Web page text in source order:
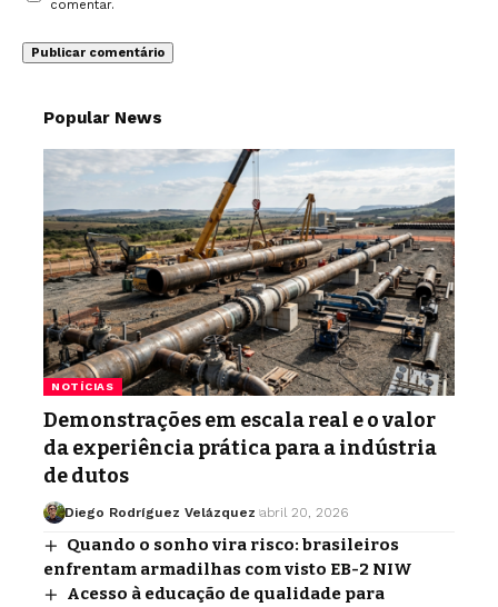
comentar.
Popular News
NOTÍCIAS
Demonstrações em escala real e o valor
da experiência prática para a indústria
de dutos
Diego Rodríguez Velázquez abril 20, 2026
Quando o sonho vira risco: brasileiros
enfrentam armadilhas com visto EB-2 NIW
Acesso à educação de qualidade para